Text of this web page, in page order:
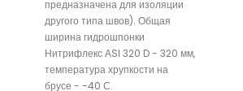
предназначена для изоляции
другого типа швов). Общая
ширина гидрошпонки
Нитрифлекс АSI 320 D - 320 мм,
температура хрупкости на
брусе - -40 С.